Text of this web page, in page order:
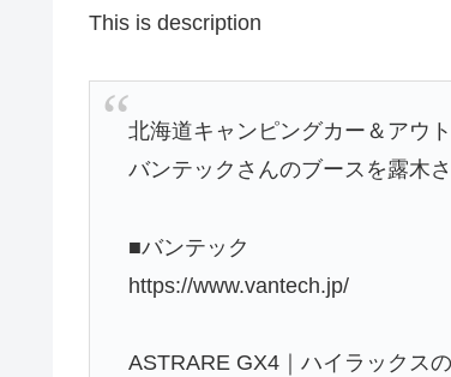
This is description
北海道キャンピングカー＆アウ
バンテックさんのブースを露木
■バンテック
https://www.vantech.jp/
ASTRARE GX4｜ハイラックス